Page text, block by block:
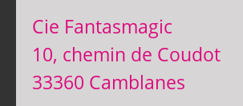
Cie Fantasmagic
10, chemin de Coudot
33360 Camblanes